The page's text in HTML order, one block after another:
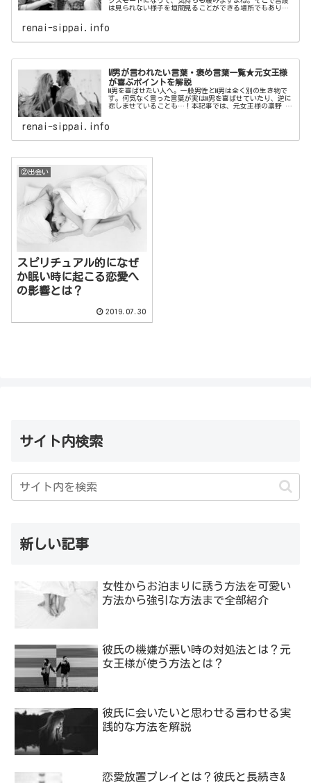
は見られない様子を垣間見ることができる場所でもありま
renai-sippai.info
M男が言われたい言葉・褒め言葉一覧★元女王様
が喜ぶポイントを解説
M男を喜ばせたい人へ。一般男性とM男は全く別の生き物で
す。何気なく言った言葉が実はM男を喜ばせていたり、逆に
悲しませていることも…！本記事では、元女王様の凛野 祈
renai-sippai.info
②出会い
スピリチュアル的になぜ
か眠い時に起こる恋愛へ
の影響とは？
2019.07.30
サイト内検索
新しい記事
女性からお泊まりに誘う方法を可愛い
方法から強引な方法まで全部紹介
彼氏の機嫌が悪い時の対処法とは？元
女王様が使う方法とは？
彼氏に会いたいと思わせる言わせる実
践的な方法を解説
恋愛放置プレイとは？彼氏と長続き&